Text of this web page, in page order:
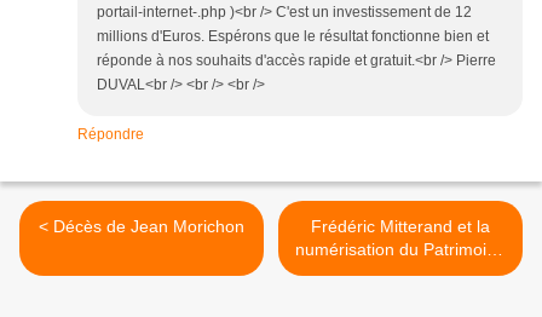
portail-internet-.php )<br /> C'est un investissement de 12
millions d'Euros. Espérons que le résultat fonctionne bien et
réponde à nos souhaits d'accès rapide et gratuit.<br /> Pierre
DUVAL<br /> <br /> <br />
Répondre
< Décès de Jean Morichon
Frédéric Mitterand et la
numérisation du Patrimoine
>